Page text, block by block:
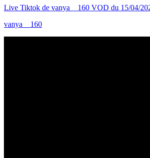
Live Tiktok de vanya__160 VOD du 15/04/
vanya__160